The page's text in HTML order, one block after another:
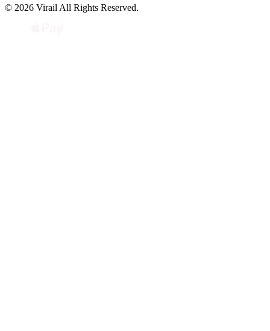
© 2026 Virail All Rights Reserved.